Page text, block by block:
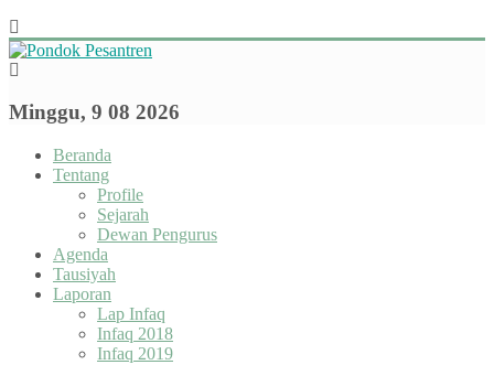
Minggu, 9 08 2026
Beranda
Tentang
Profile
Sejarah
Dewan Pengurus
Agenda
Tausiyah
Laporan
Lap Infaq
Infaq 2018
Infaq 2019